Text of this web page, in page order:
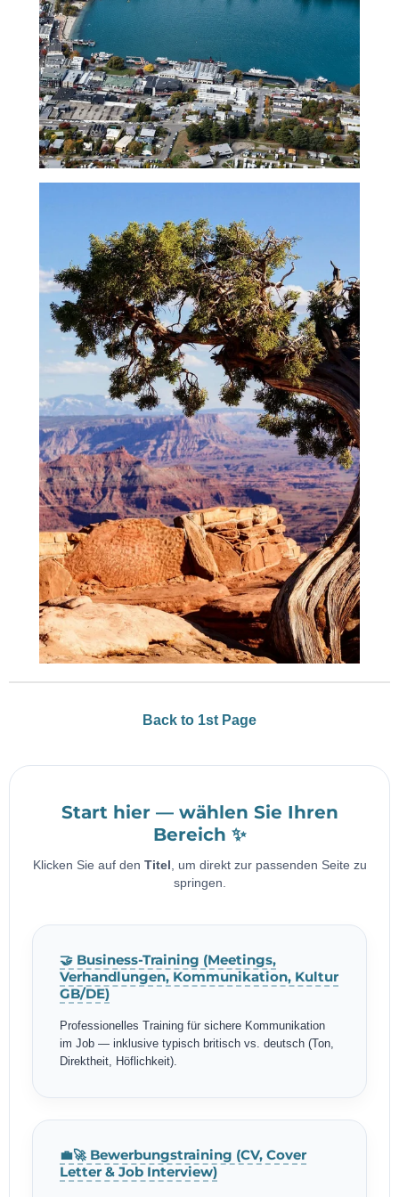
Back to 1st Page
Start hier — wählen Sie Ihren
Bereich ✨
Klicken Sie auf den Titel , um direkt zur passenden Seite zu
springen.
🤝 Business-Training (Meetings,
Verhandlungen, Kommunikation, Kultur
GB/DE)
Professionelles Training für sichere Kommunikation
im Job — inklusive typisch britisch vs. deutsch (Ton,
Direktheit, Höflichkeit).
💼🚀 Bewerbungstraining (CV, Cover
Letter & Job Interview)